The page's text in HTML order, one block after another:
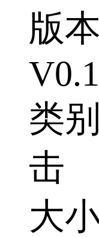
版
类
击
大